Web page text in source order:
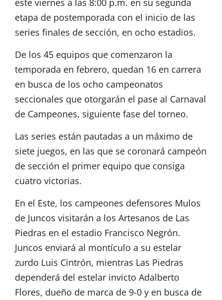
etapa de postemporada con el inicio de las
series finales de sección, en ocho estadios.
De los 45 equipos que comenzaron la
temporada en febrero, quedan 16 en carrera
en busca de los ocho campeonatos
seccionales que otorgarán el pase al Carnaval
de Campeones, siguiente fase del torneo.
Las series están pautadas a un máximo de
siete juegos, en las que se coronará campeón
de sección el primer equipo que consiga
cuatro victorias.
En el Este, los campeones defensores Mulos
de Juncos visitarán a los Artesanos de Las
Piedras en el estadio Francisco Negrón.
Juncos enviará al montículo a su estelar
zurdo Luis Cintrón, mientras Las Piedras
dependerá del estelar invicto Adalberto
Flores, dueño de marca de 9-0 y en busca de